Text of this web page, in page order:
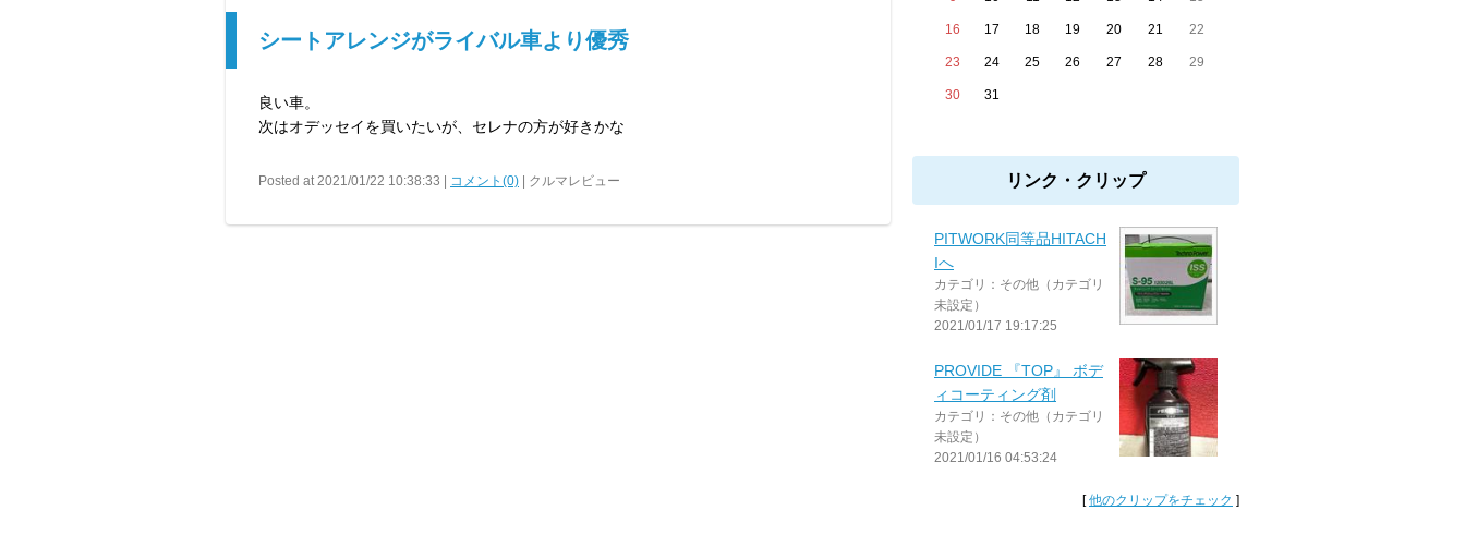
シートアレンジがライバル車より優秀
良い車。
次はオデッセイを買いたいが、セレナの方が好きかな
Posted at 2021/01/22 10:38:33 | コメント(0) | クルマレビュー
16 17 18 19 20 21 22
23 24 25 26 27 28 29
30 31
リンク・クリップ
PITWORK同等品HITACH
Iへ
カテゴリ：その他（カテゴリ
未設定）
2021/01/17 19:17:25
PROVIDE 『TOP』 ボデ
ィコーティング剤
カテゴリ：その他（カテゴリ
未設定）
2021/01/16 04:53:24
[他のクリップをチェック ]